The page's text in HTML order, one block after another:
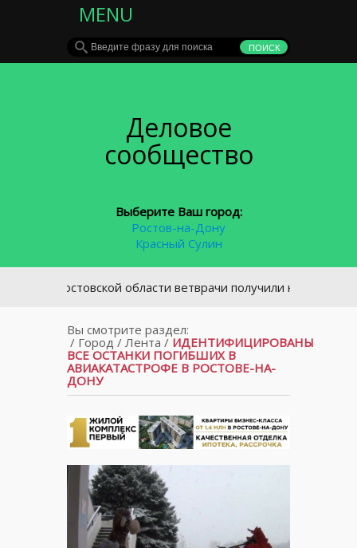
MENU
Деловое
сообщество
Выберите Ваш город:
Ростов-на-Дону
Красный Сулин
В Ростовской области ветврачи получили новые
Вы смотрите раздел:
/ Город/ Лента / ИДЕНТИФИЦИРОВАНЫ
ВСЕ ОСТАНКИ ПОГИБШИХ В
АВИАКАТАСТРОФЕ В РОСТОВЕ-НА-
ДОНУ